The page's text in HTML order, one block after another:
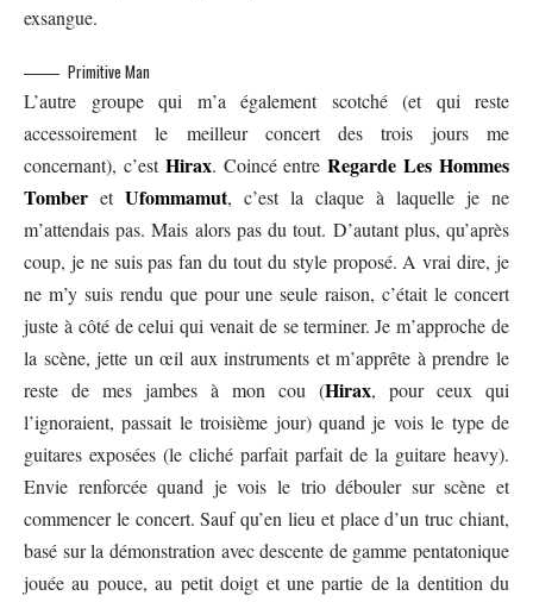
exsangue.
Primitive Man
L’autre groupe qui m’a également scotché (et qui reste
accessoirement le meilleur concert des trois jours me
concernant), c’est Hirax. Coincé entreRegarde Les Hommes
Tomber et Ufommamut, c’est la claque à laquelle je ne
m’attendais pas. Mais alors pas du tout. D’autant plus, qu’après
coup, je ne suis pas fan du tout du style proposé. A vrai dire, je
ne m’y suis rendu que pour une seule raison, c’était le concert
juste à côté de celui qui venait de se terminer. Je m’approche de
la scène, jette un œil aux instruments et m’apprête à prendre le
reste de mes jambes à mon cou (Hirax, pour ceux qui
l’ignoraient, passait le troisième jour) quand je vois le type de
guitares exposées (le cliché parfait parfait de la guitare heavy).
Envie renforcée quand je vois le trio débouler sur scène et
commencer le concert. Sauf qu’en lieu et place d’un truc chiant,
basé sur la démonstration avec descente de gamme pentatonique
jouée au pouce, au petit doigt et une partie de la dentition du